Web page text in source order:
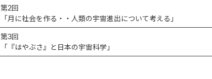
第2回
「月に社会を作る・・人類の宇宙進出について考える」
第3回
「『はやぶさ』と日本の宇宙科学」